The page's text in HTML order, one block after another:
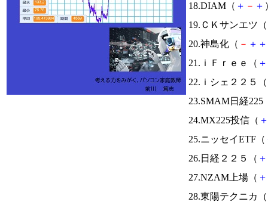
18.DIAM（ ＋ － ＋
19.ＣＫサンエツ（
20.神島化（ － ＋ ＋
21.ｉＦｒｅｅ（ ＋
22.ｉシェ２２５（
23.SMAM日経225
24.MX225投信（ ＋
25.ニッセイETF（
26.日経２２５（ ＋
27.NZAM上場（ ＋
28.東陽テクニカ（